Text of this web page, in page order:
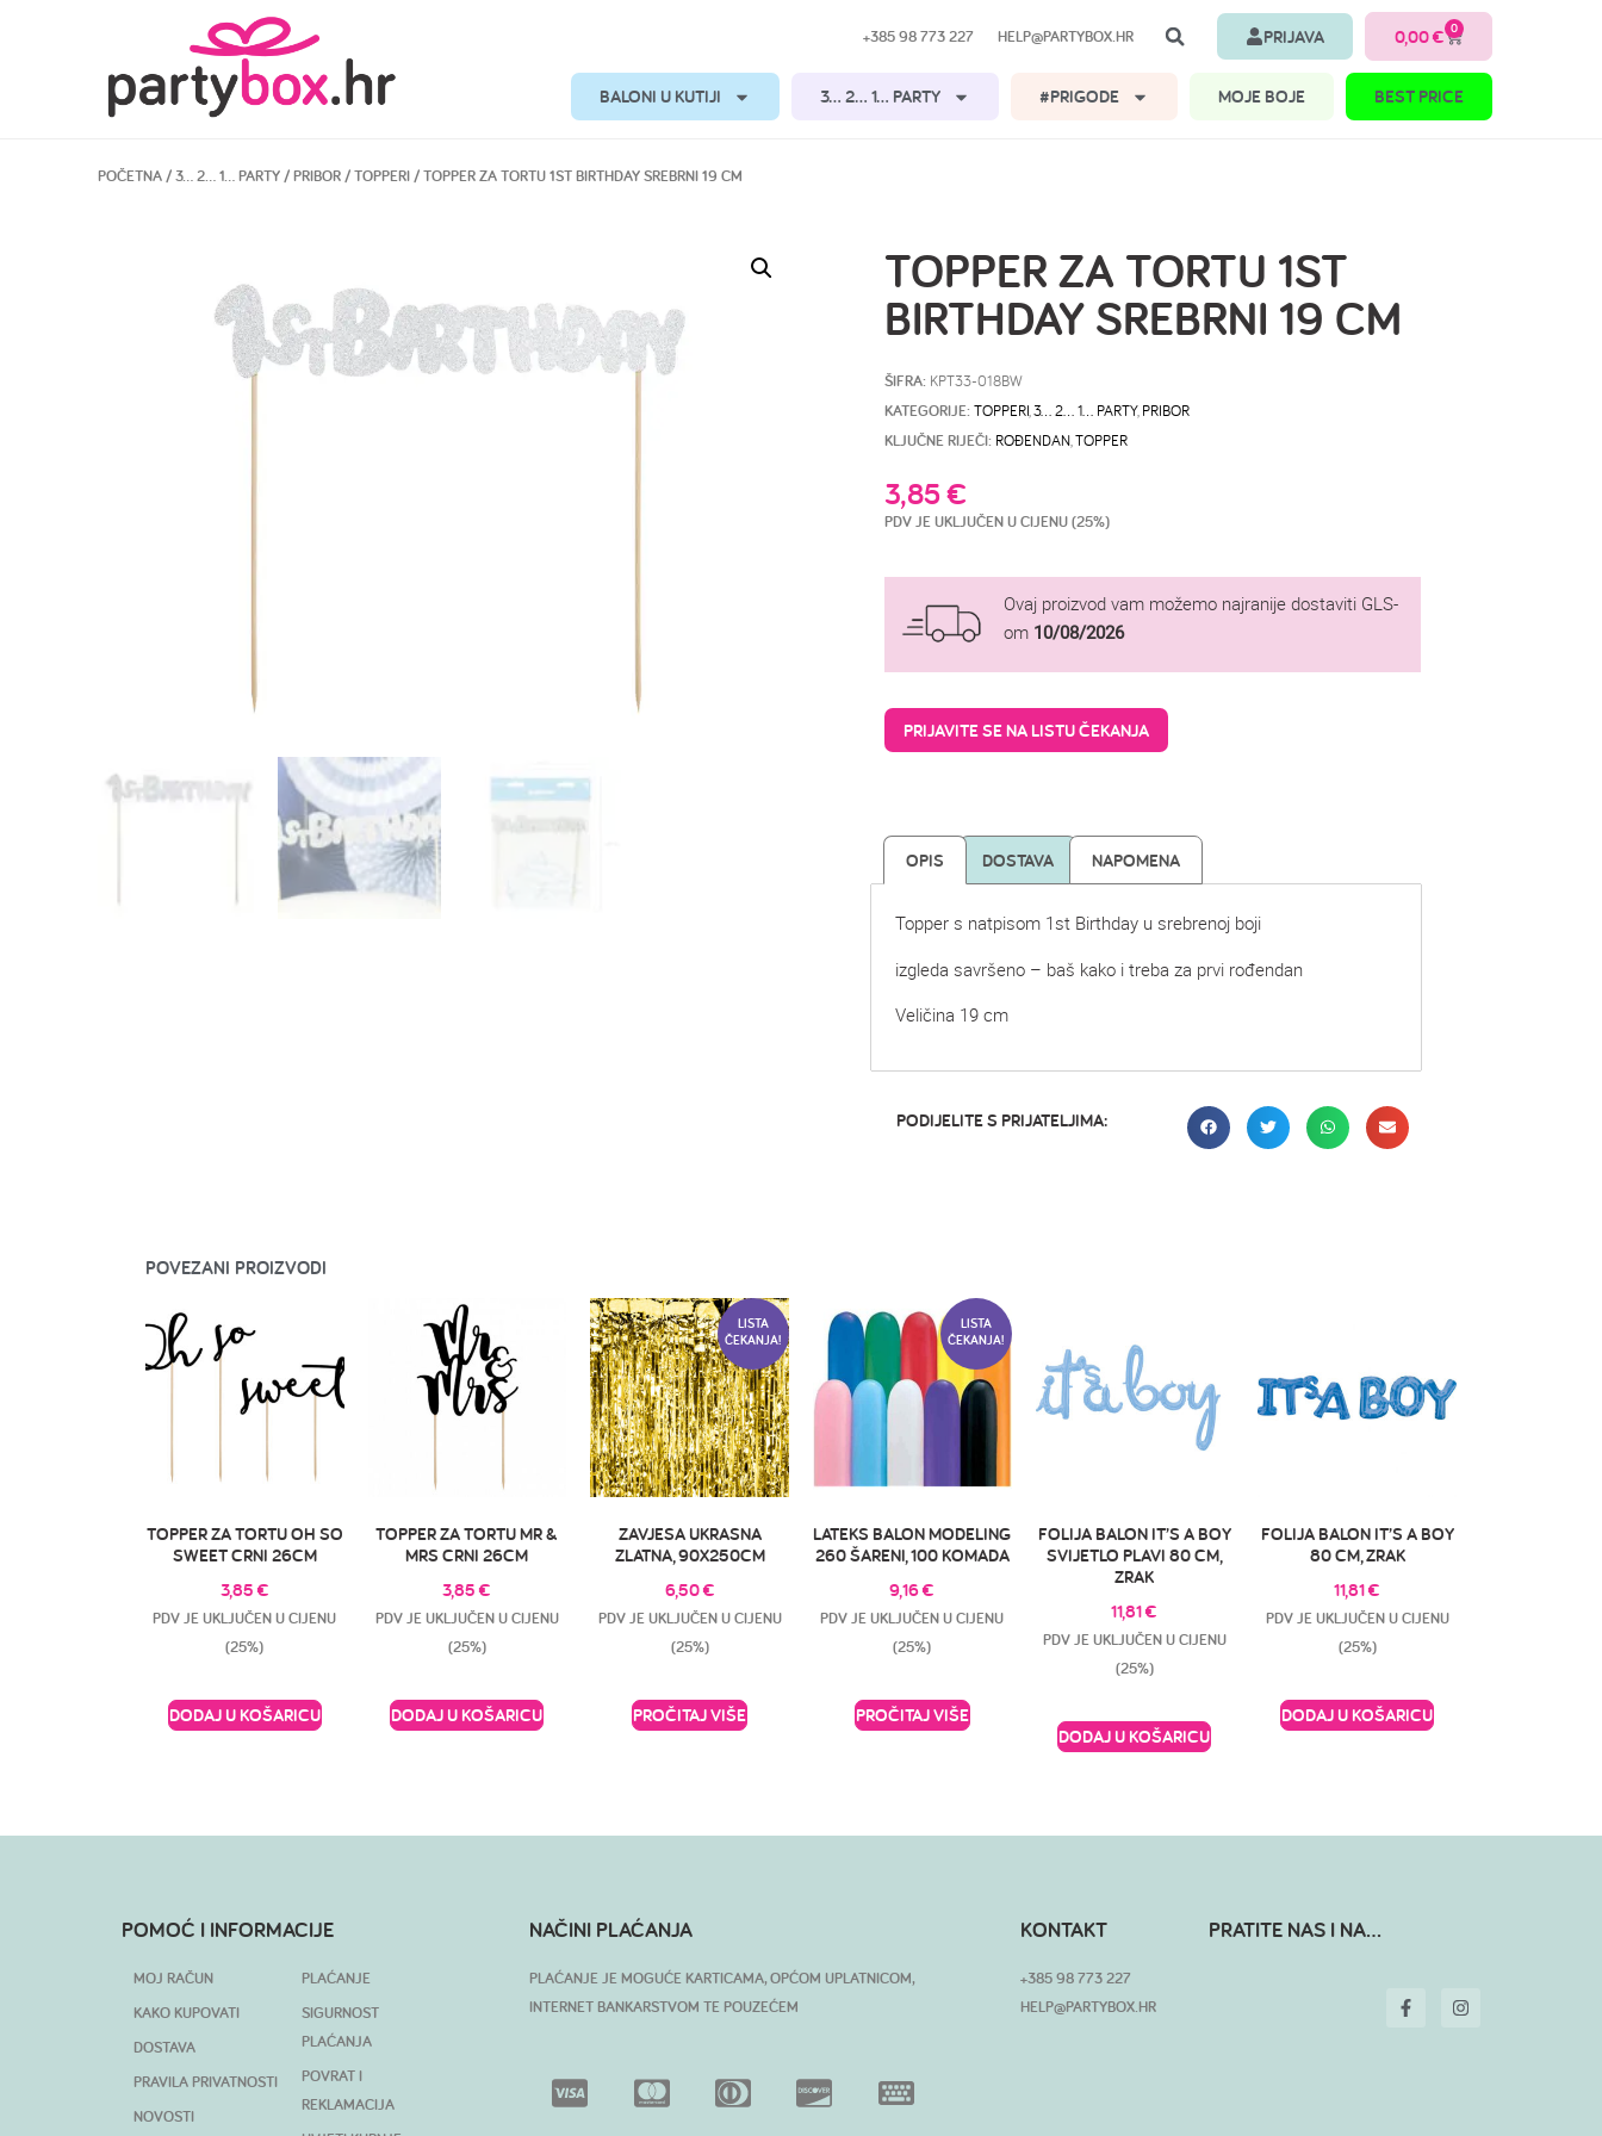
+385 98 773 227 HELP@PARTYBOX.HR PRIJAVA 0,00€ 0
BALONI U KUTIJI 3… 2… 1… PARTY #PRIGODE MOJE BOJE BEST PRICE
POČETNA/3… 2… 1… PARTY/PRIBOR/TOPPERI/ TOPPER ZA TORTU 1ST BIRTHDAY SREBRNI 19 CM
TOPPER ZA TORTU 1ST
BIRTHDAY SREBRNI 19 CM
ŠIFRA: KPT33-018BW
KATEGORIJE: TOPPERI 3… 2… 1… PARTY, PRIBOR
KLJUČNE RIJEČI: ROĐENDAN TOPPER
3,85€
PDV JE UKLJUČEN U CIJENU (25%)
Ovaj proizvod vam možemo najranije dostaviti GLS-
om 10/08/2026
PRIJAVITE SE NA LISTU ČEKANJA
OPIS DOSTAVA NAPOMENA
Topper s natpisom 1st Birthday u srebrenoj boji
izgleda savršeno – baš kako i treba za prvi rođendan
Veličina 19 cm
PODIJELITE S PRIJATELJIMA:
POVEZANI PROIZVODI
TOPPER ZA TORTU OH SO
SWEET CRNI 26CM
3,85 €
PDV JE UKLJUČEN U CIJENU
(25%)
DODAJ U KOŠARICU
TOPPER ZA TORTU MR &
MRS CRNI 26CM
3,85€
PDV JE UKLJUČEN U CIJENU
(25%)
DODAJ U KOŠARICU
LISTA
ČEKANJA!
ZAVJESA UKRASNA
ZLATNA, 90X250CM
6,50€
PDV JE UKLJUČEN U CIJENU
(25%)
PROČITAJ VIŠE
LISTA
ČEKANJA!
LATEKS BALON MODELING
260 ŠARENI, 100 KOMADA
9,16€
PDV JE UKLJUČEN U CIJENU
(25%)
PROČITAJ VIŠE
FOLIJA BALON IT’S A BOY
SVIJETLO PLAVI 80 CM,
ZRAK
11,81€
PDV JE UKLJUČEN U CIJENU
(25%)
DODAJ U KOŠARICU
FOLIJA BALON IT’S A BOY
80 CM, ZRAK
11,81€
PDV JE UKLJUČEN U CIJENU
(25%)
DODAJ U KOŠARICU
POMOĆ I INFORMACIJE
MOJ RAČUN
KAKO KUPOVATI
DOSTAVA
PRAVILA PRIVATNOSTI
NOVOSTI
PLAĆANJE
SIGURNOST
PLAĆANJA
POVRAT I
REKLAMACIJA
NAČINI PLAĆANJA
PLAĆANJE JE MOGUĆE KARTICAMA, OPĆOM UPLATNICOM,
INTERNET BANKARSTVOM TE POUZEĆEM
KONTAKT
+385 98 773 227
HELP@PARTYBOX.HR
PRATITE NAS I NA...